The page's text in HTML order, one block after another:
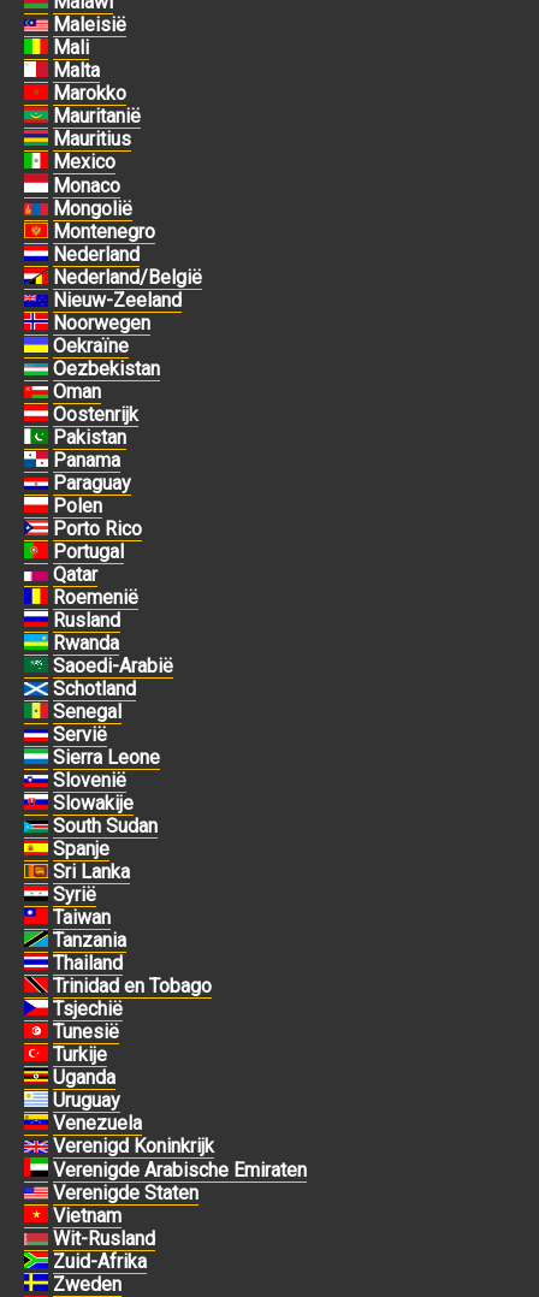
Maleisië
Mali
Malta
Marokko
Mauritanië
Mauritius
Mexico
Monaco
Mongolië
Montenegro
Nederland
Nederland/België
Nieuw-Zeeland
Noorwegen
Oekraïne
Oezbekistan
Oman
Oostenrijk
Pakistan
Panama
Paraguay
Polen
Porto Rico
Portugal
Qatar
Roemenië
Rusland
Rwanda
Saoedi-Arabië
Schotland
Senegal
Servië
Sierra Leone
Slovenië
Slowakije
South Sudan
Spanje
Sri Lanka
Syrië
Taiwan
Tanzania
Thailand
Trinidad en Tobago
Tsjechië
Tunesië
Turkije
Uganda
Uruguay
Venezuela
Verenigd Koninkrijk
Verenigde Arabische Emiraten
Verenigde Staten
Vietnam
Wit-Rusland
Zuid-Afrika
Zweden